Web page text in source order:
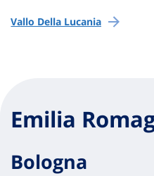
Vallo Della Lucania
Emilia
Bologna